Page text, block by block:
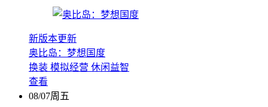
新版本更新
奥比岛：梦想国度
换装 模拟经营 休闲益智
查看
08/07周五